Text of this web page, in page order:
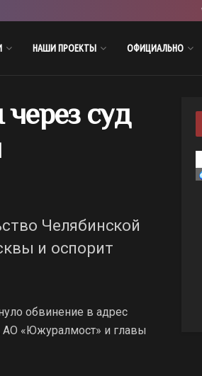
НАШИ ПРОЕКТЫ ОФИЦИАЛЬНО
суд
Челябинской
и оспорит
обвинение в адрес
АО «Южуралмост» и главы